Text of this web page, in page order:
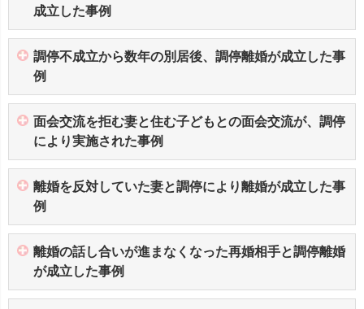
成立した事例
調停不成立から数年の別居後、調停離婚が成立した事
例
面会交流を拒む妻と住む子どもとの面会交流が、調停
により実施された事例
離婚を反対していた妻と調停により離婚が成立した事
例
離婚の話し合いが進まなくなった再婚相手と調停離婚
が成立した事例